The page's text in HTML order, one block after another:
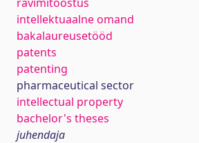
intellektuaalne omand
bakalaureusetööd
patents
patenting
pharmaceutical sector
intellectual property
bachelor's theses
juhendaja